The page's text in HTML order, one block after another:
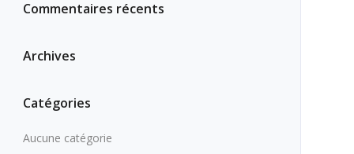
Commentaires récents
Archives
Catégories
Aucune catégorie